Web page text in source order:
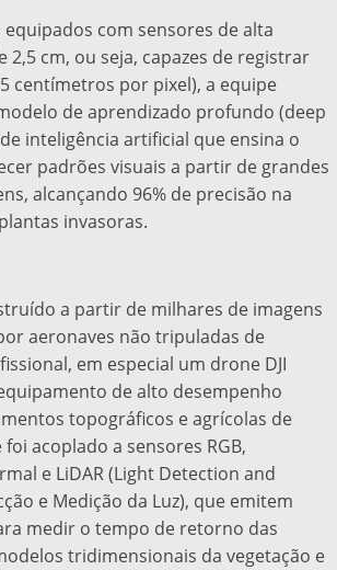
com sensores de alta
2,5 cm, ou seja, capazes de registrar
centímetros por pixel), a equipe
de aprendizado profundo (deep
inteligência artificial que ensina o
padrões visuais a partir de grandes
alcançando 96% de precisão na
invasoras.
a partir de milhares de imagens
aeronaves não tripuladas de
em especial um drone DJI
de alto desempenho
topográficos e agrícolas de
acoplado a sensores RGB,
e LiDAR (Light Detection and
e Medição da Luz), que emitem
medir o tempo de retorno das
tridimensionais da vegetação e